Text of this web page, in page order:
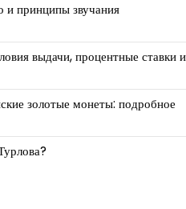
и принципы звучания
выдачи, процентные ставки и
золотые монеты: подробное